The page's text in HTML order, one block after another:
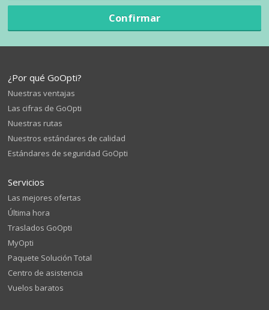
Confirmar
¿Por qué GoOpti?
Nuestras ventajas
Las cifras de GoOpti
Nuestras rutas
Nuestros estándares de calidad
Estándares de seguridad GoOpti
Servicios
Las mejores ofertas
Última hora
Traslados GoOpti
MyOpti
Paquete Solución Total
Centro de asistencia
Vuelos baratos